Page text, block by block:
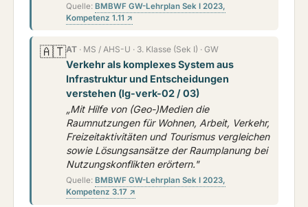
Quelle: BMBWF GW-Lehrplan Sek I 2023,
Kompetenz 1.11 ↗
🇦🇹AT· MS / AHS-U · 3. Klasse (Sek I) · GW
Verkehr als komplexes System aus
Infrastruktur und Entscheidungen
verstehen (lg-verk-02 / 03)
„Mit Hilfe von (Geo-)Medien die
Raumnutzungen für Wohnen, Arbeit, Verkehr,
Freizeitaktivitäten und Tourismus vergleichen
sowie Lösungsansätze der Raumplanung bei
Nutzungskonflikten erörtern."
Quelle: BMBWF GW-Lehrplan Sek I 2023,
Kompetenz 3.17 ↗